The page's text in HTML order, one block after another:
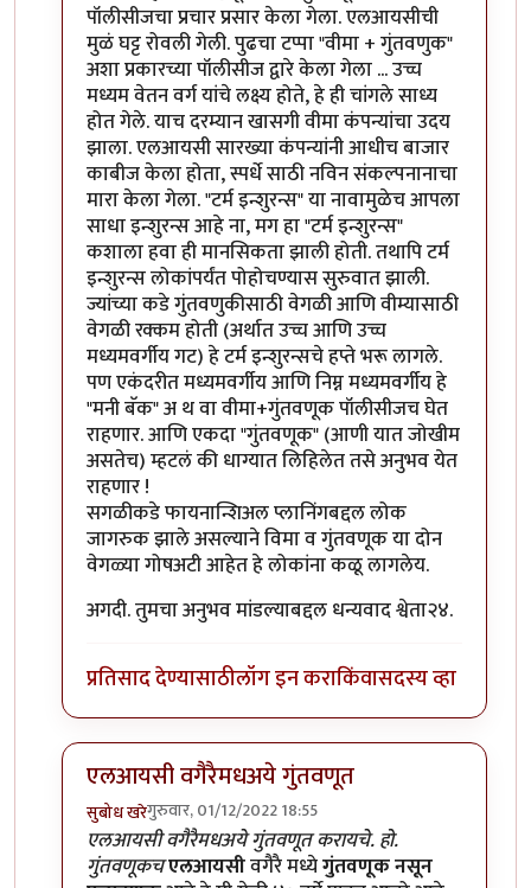
पॉलीसीजचा प्रचार प्रसार केला गेला. एलआयसीची
मुळं घट्ट रोवली गेली. पुढचा टप्पा "वीमा + गुंतवणुक"
अशा प्रकारच्या पॉलीसीज द्वारे केला गेला ... उच्च
मध्यम वेतन वर्ग यांचे लक्ष्य होते, हे ही चांगले साध्य
होत गेले. याच दरम्यान खासगी वीमा कंपन्यांचा उदय
झाला. एलआयसी सारख्या कंपन्यांनी आधीच बाजार
काबीज केला होता, स्पर्धे साठी नविन संकल्पनानाचा
मारा केला गेला. "टर्म इन्शुरन्स" या नावामुळेच आपला
साधा इन्शुरन्स आहे ना, मग हा "टर्म इन्शुरन्स"
कशाला हवा ही मानसिकता झाली होती. तथापि टर्म
इन्शुरन्स लोकांपर्यंत पोहोचण्यास सुरुवात झाली.
ज्यांच्या कडे गुंतवणुकीसाठी वेगळी आणि वीम्यासाठी
वेगळी रक्कम होती (अर्थात उच्च आणि उच्च
मध्यमवर्गीय गट) हे टर्म इन्शुरन्सचे हप्ते भरू लागले.
पण एकंदरीत मध्यमवर्गीय आणि निम्न मध्यमवर्गीय हे
"मनी बॅक" अ थ वा वीमा+गुंतवणूक पॉलीसीजच घेत
राहणार. आणि एकदा "गुंतवणूक" (आणी यात जोखीम
असतेच) म्हटलं की धाग्यात लिहिलेत तसे अनुभव येत
राहणार !
सगळीकडे फायनान्शिअल प्लानिंगबद्दल लोक
जागरुक झाले असल्याने विमा व गुंतवणूक या दोन
वेगळ्या गोषअटी आहेत हे लोकांना कळू लागलेय.
अगदी. तुमचा अनुभव मांडल्याबद्दल धन्यवाद श्वेता२४.
प्रतिसाद देण्यासाठीलॉग इन कराकिंवासदस्य व्हा
एलआयसी वगैरैमधअये गुंतवणूत
सुबोध खरेगुरुवार, 01/12/2022 18:55
In reply toसहमतbyश्वेता२४
एलआयसी वगैरैमधअये गुंतवणूत करायचे. हो.
गुंतवणूकचएलआयसीवगैरै मध्येगुंतवणूक नसून